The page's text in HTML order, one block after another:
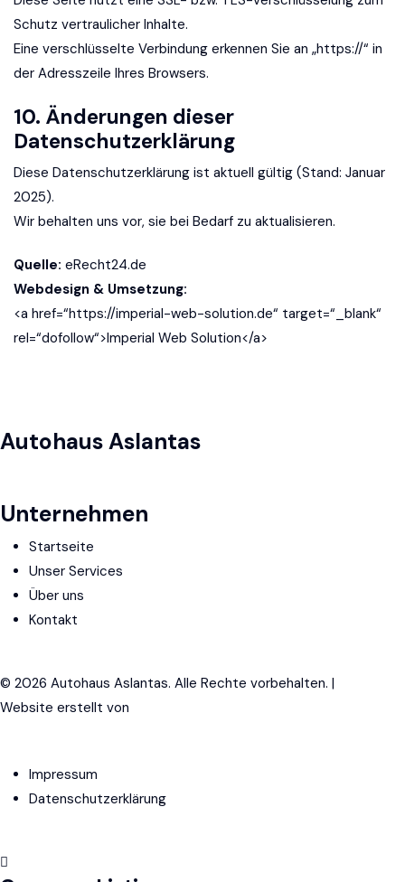
Schutz vertraulicher Inhalte.
Eine verschlüsselte Verbindung erkennen Sie an „https://“ in
der Adresszeile Ihres Browsers.
10. Änderungen dieser
Datenschutzerklärung
Diese Datenschutzerklärung ist aktuell gültig (Stand: Januar
2025).
Wir behalten uns vor, sie bei Bedarf zu aktualisieren.
Quelle: eRecht24.de
Webdesign & Umsetzung:
<a href=“https://imperial-web-solution.de“ target=“_blank“
rel=“dofollow“>Imperial Web Solution</a>
Autohaus Aslantas
Unternehmen
Startseite
Unser Services
Über uns
Kontakt
© 2026 Autohaus Aslantas. Alle Rechte vorbehalten. |
Website erstellt von
Impressum
Datenschutzerklärung